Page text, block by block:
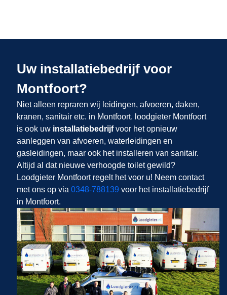
Uw installatiebedrijf voor
Montfoort?
Niet alleen repraren wij leidingen, afvoeren, daken,
kranen, sanitair etc. in Montfoort. loodgieter Montfoort
is ook uw installatiebedrijfvoor het opnieuw
aanleggen van afvoeren, waterleidingen en
gasleidingen, maar ook het installeren van sanitair.
Altijd al dat nieuwe verhoogde toilet gewild?
Loodgieter Montfoort regelt het voor u! Neem contact
met ons op via 0348-788139 voor het installatiebedrijf
in Montfoort.